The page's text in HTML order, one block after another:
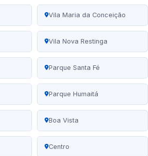
Vila Maria da Conceição
Vila Nova Restinga
Parque Santa Fé
Parque Humaitá
Boa Vista
Centro